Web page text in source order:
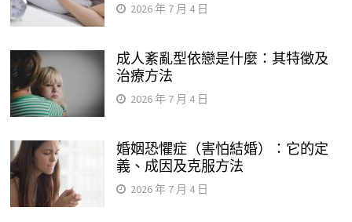
2026 年 7 月 4 日
成人紊亂型依戀是什麼：其特徵及
治療方法
2026 年 7 月 4 日
婚姻恐懼症（害怕結婚）：它的定
義、成因及克服方法
2026 年 7 月 4 日